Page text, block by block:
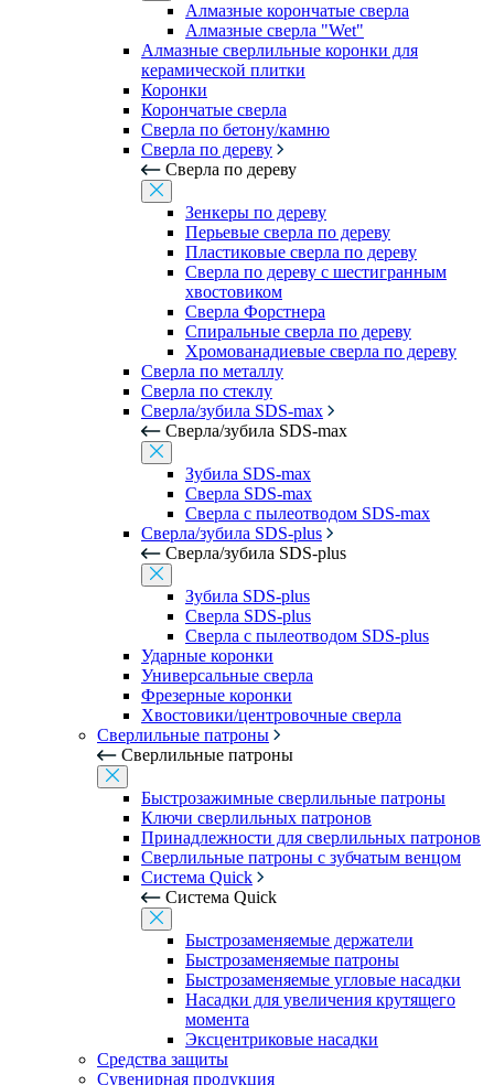
Алмазные корончатые сверла
Алмазные сверла "Wet"
Алмазные сверлильные коронки для
керамической плитки
Коронки
Корончатые сверла
Сверла по бетону/камню
Сверла по дереву
Сверла по дереву
Зенкеры по дереву
Перьевые сверла по дереву
Пластиковые сверла по дереву
Сверла по дереву с шестигранным
хвостовиком
Сверла Форстнера
Спиральные сверла по дереву
Хромованадиевые сверла по дереву
Сверла по металлу
Сверла по стеклу
Сверла/зубила SDS-max
Сверла/зубила SDS-max
Зубила SDS-max
Сверла SDS-max
Сверла с пылеотводом SDS-max
Сверла/зубила SDS-plus
Сверла/зубила SDS-plus
Зубила SDS-plus
Сверла SDS-plus
Сверла с пылеотводом SDS-plus
Ударные коронки
Универсальные сверла
Фрезерные коронки
Хвостовики/центровочные сверла
Сверлильные патроны
Сверлильные патроны
Быстрозажимные сверлильные патроны
Ключи сверлильных патронов
Принадлежности для сверлильных патронов
Сверлильные патроны с зубчатым венцом
Система Quick
Система Quick
Быстрозаменяемые держатели
Быстрозаменяемые патроны
Быстрозаменяемые угловые насадки
Насадки для увеличения крутящего
момента
Эксцентриковые насадки
Средства защиты
Сувенирная продукция